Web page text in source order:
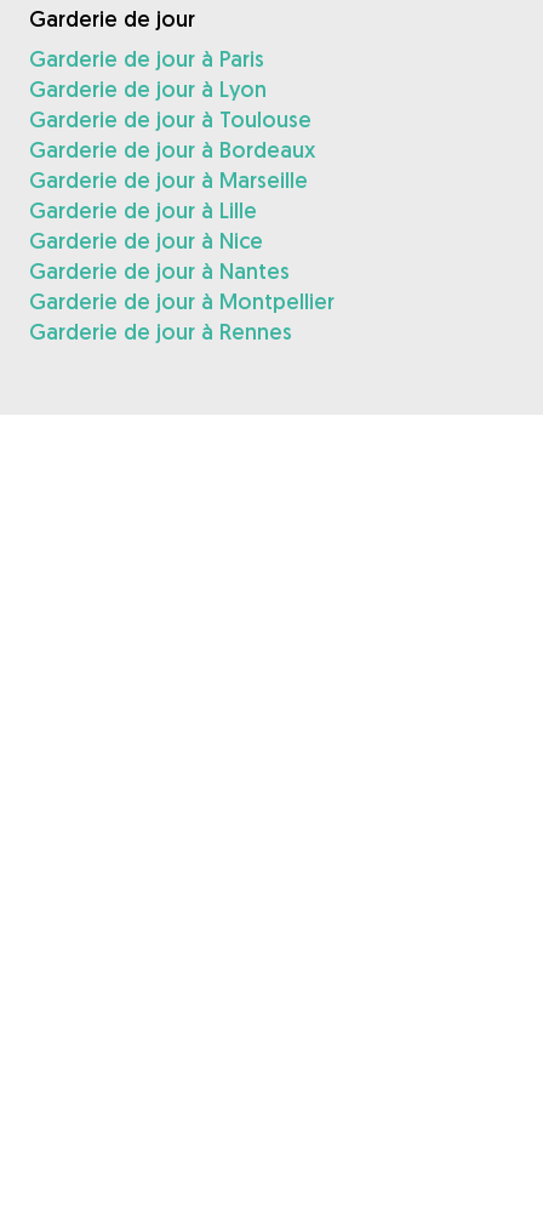
Garderie de jour
Garderie de jour à Paris
Garderie de jour à Lyon
Garderie de jour à Toulouse
Garderie de jour à Bordeaux
Garderie de jour à Marseille
Garderie de jour à Lille
Garderie de jour à Nice
Garderie de jour à Nantes
Garderie de jour à Montpellier
Garderie de jour à Rennes